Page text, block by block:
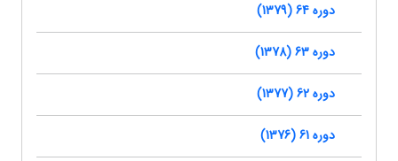
دوره 64 (1379)
دوره 63 (1378)
دوره 62 (1377)
دوره 61 (1376)